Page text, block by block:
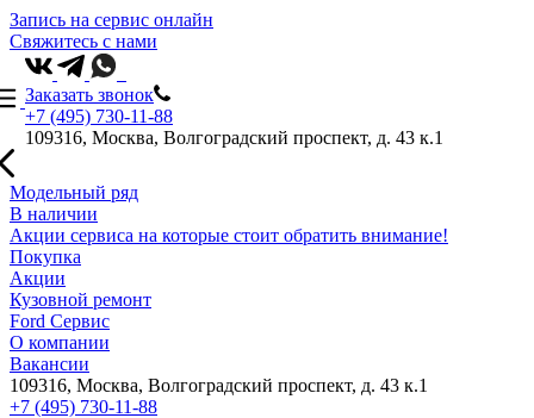
Запись на сервис онлайн
Свяжитесь с нами
Заказать звонок
+7 (495) 730-11-88
109316, Москва, Волгоградский проспект, д. 43 к.1
Модельный ряд
В наличии
Акции сервиса на которые стоит обратить внимание!
Покупка
Акции
Кузовной ремонт
Ford Сервис
О компании
Вакансии
109316, Москва, Волгоградский проспект, д. 43 к.1
+7 (495) 730-11-88